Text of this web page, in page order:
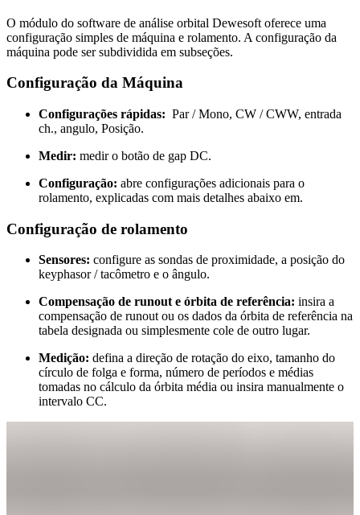
O módulo do software de análise orbital Dewesoft oferece uma
configuração simples de máquina e rolamento. A configuração da
máquina pode ser subdividida em subseções.
Configuração da Máquina
Configurações rápidas: Par / Mono, CW / CWW, entrada
ch., angulo, Posição.
Medir: medir o botão de gap DC.
Configuração: abre configurações adicionais para o
rolamento, explicadas com mais detalhes abaixo em.
Configuração de rolamento
Sensores: configure as sondas de proximidade, a posição do
keyphasor / tacômetro e o ângulo.
Compensação de runout e órbita de referência: insira a
compensação de runout ou os dados da órbita de referência na
tabela designada ou simplesmente cole de outro lugar.
Medição: defina a direção de rotação do eixo, tamanho do
círculo de folga e forma, número de períodos e médias
tomadas no cálculo da órbita média ou insira manualmente o
intervalo CC.